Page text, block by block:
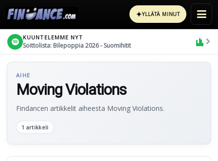
✦YLLÄTÄ MINUT
KUUNTELEMME NYT
Soittolista: Bilepoppia 2026 - Suomihitit
AIHE
Moving Violations
Findancen artikkelit aiheesta Moving Violations.
1 artikkeli